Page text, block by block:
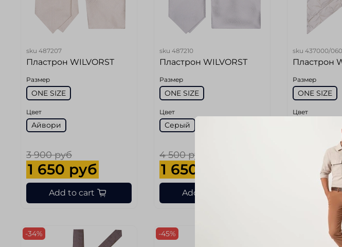
sku 487207
Пластрон WILVORST
Размер
ONE SIZE
Цвет
Айвори
3 900 руб
1 650 руб
Add to cart
sku487210
Пластрон WILVORST
Размер
ONE SIZE
Цвет
Серый
4 500 руб
1 650 руб
Add to cart
sku437000/
Пластрон
Размер
ONE SIZE
Цвет
4 500 руб
1 650
Add
-34% -45%